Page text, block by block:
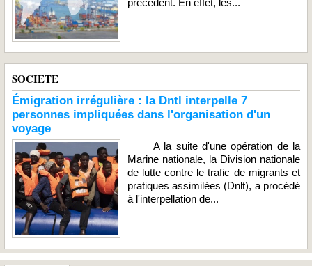
précédent. En effet, les...
SOCIETE
Émigration irrégulière : la Dntl interpelle 7
personnes impliquées dans l'organisation d'un
voyage
A la suite d'une opération de la
Marine nationale, la Division nationale
de lutte contre le trafic de migrants et
pratiques assimilées (Dnlt), a procédé
à l'interpellation de...